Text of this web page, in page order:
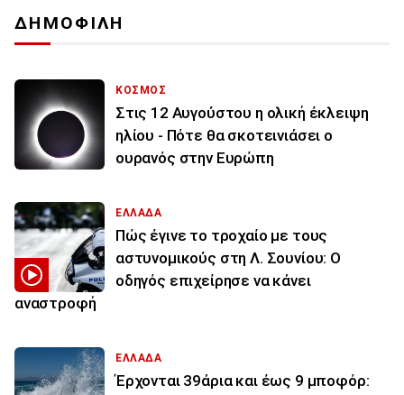
ΔΗΜΟΦΙΛΗ
ΚΟΣΜΟΣ
Στις 12 Αυγούστου η ολική έκλειψη
ηλίου - Πότε θα σκοτεινιάσει ο
ουρανός στην Ευρώπη
ΕΛΛΑΔΑ
Πώς έγινε το τροχαίο με τους
αστυνομικούς στη Λ. Σουνίου: Ο
οδηγός επιχείρησε να κάνει
αναστροφή
ΕΛΛΑΔΑ
Έρχονται 39άρια και έως 9 μποφόρ: